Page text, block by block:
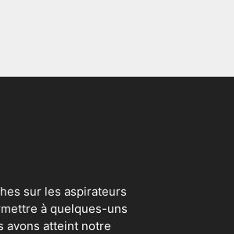
sur les aspirateurs
à quelques-uns
avons atteint notre